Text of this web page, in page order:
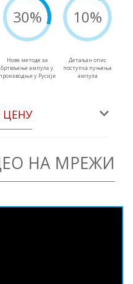
30%
Нове методе за
бртвљење ампула у
производњи у Русији
10%
Детаљан опис
поступка пуњења
ампула
ЦЕНУ
НА МРЕЖИ